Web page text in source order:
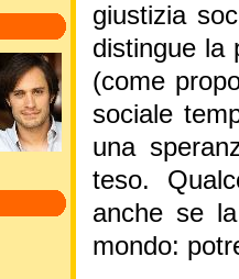
giustizia
distingue la
(come
sociale
una
teso.
anche se
mondo: